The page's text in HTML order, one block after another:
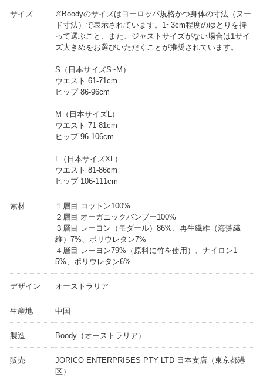
サイズ
※Boodyのサイズはヨーロッパ規格かつ身体の寸法（ヌー
ド寸法）で表示されています。1~3cm程度のゆとりを持
って選ぶこと、また、ジャストサイズがない場合は1サイ
ズ大きめをお選びいただくことが推奨されています。
S（日本サイズS~M）
ウエスト 61-71cm
ヒップ 86-96cm
M（日本サイズL）
ウエスト 71-81cm
ヒップ 96-106cm
L（日本サイズXL）
ウエスト 81-86cm
ヒップ 106-111cm
素材
１層目 コットン100%
２層目 オーガニックバンブー100%
３層目 レーヨン（モダール）86%、再生繊維（海藻繊
維）7%、ポリウレタン7%
４層目 レーヨン79%（原料に竹を使用）、ナイロン1
5%、ポリウレタン6%
デザイン オーストラリア
生産地 中国
製造 Boody（オーストラリア）
販売
JORICO ENTERPRISES PTY LTD 日本支店（東京都港
区）